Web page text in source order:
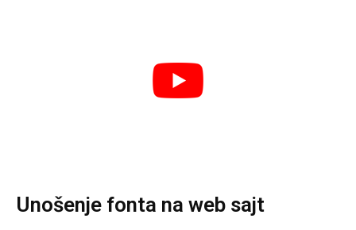
Unošenje fonta na web sajt